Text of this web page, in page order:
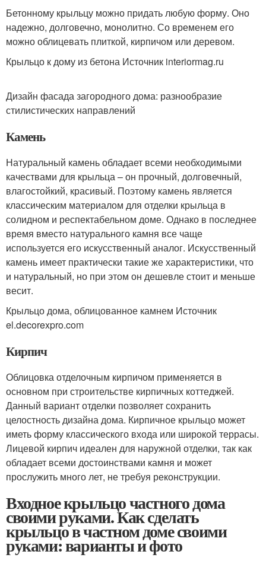
Бетонному крыльцу можно придать любую форму. Оно
надежно, долговечно, монолитно. Со временем его
можно облицевать плиткой, кирпичом или деревом.
Крыльцо к дому из бетона Источник interiormag.ru
Дизайн фасада загородного дома: разнообразие
стилистических направлений
Камень
Натуральный камень обладает всеми необходимыми
качествами для крыльца – он прочный, долговечный,
влагостойкий, красивый. Поэтому камень является
классическим материалом для отделки крыльца в
солидном и респектабельном доме. Однако в последнее
время вместо натурального камня все чаще
используется его искусственный аналог. Искусственный
камень имеет практически такие же характеристики, что
и натуральный, но при этом он дешевле стоит и меньше
весит.
Крыльцо дома, облицованное камнем Источник
el.decorexpro.com
Кирпич
Облицовка отделочным кирпичом применяется в
основном при строительстве кирпичных коттеджей.
Данный вариант отделки позволяет сохранить
целостность дизайна дома. Кирпичное крыльцо может
иметь форму классического входа или широкой террасы.
Лицевой кирпич идеален для наружной отделки, так как
обладает всеми достоинствами камня и может
прослужить много лет, не требуя реконструкции.
Входное крыльцо частного дома
своими руками. Как сделать
крыльцо в частном доме своими
руками: варианты и фото